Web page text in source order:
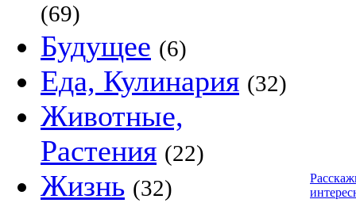
(69)
Будущее (6)
Еда, Кулинария (32)
Животные,
Растения (22)
Жизнь (32)